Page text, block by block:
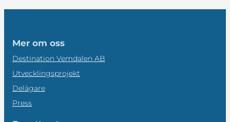
Mer om oss
Destination Vemdalen AB
Utvecklingsprojekt
Delägare
Press